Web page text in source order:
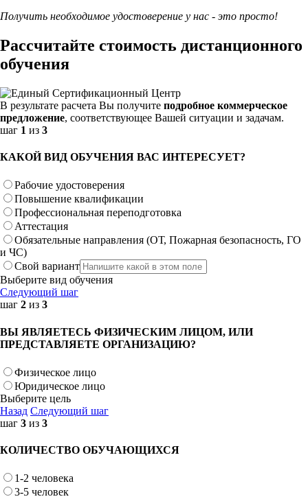
Получить необходимое удостоверение у нас - это просто!
Рассчитайте стоимость дистанционного
обучения
В результате расчета Вы получите подробное коммерческое
предложение, соответствующее Вашей ситуации и задачам.
шаг 1 из 3
КАКОЙ ВИД ОБУЧЕНИЯ ВАС ИНТЕРЕСУЕТ?
Рабочие удостоверения
Повышение квалификации
Профессиональная переподготовка
Аттестация
Обязательные направления (ОТ, Пожарная безопасность, ГО
и ЧС)
Свой вариант
Выберите вид обучения
Следующий шаг
шаг 2 из 3
ВЫ ЯВЛЯЕТЕСЬ ФИЗИЧЕСКИМ ЛИЦОМ, ИЛИ
ПРЕДСТАВЛЯЕТЕ ОРГАНИЗАЦИЮ?
Физическое лицо
Юридическое лицо
Выберите цель
Назад Следующий шаг
шаг 3 из 3
КОЛИЧЕСТВО ОБУЧАЮЩИХСЯ
1-2 человека
3-5 человек